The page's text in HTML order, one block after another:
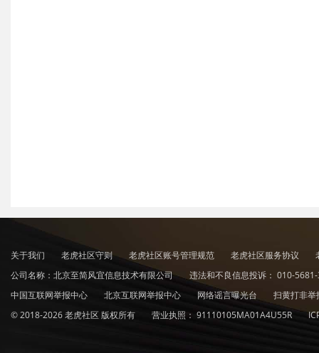
关于我们 老虎社区守则 老虎社区账号管理规范 老虎社区服务协议
公司名称：北京至简风宜信息技术有限公司
违法和不良信息投诉： 010-
中国互联网举报中心
北京互联网举报中心 网络谣言曝光台
扫黄打非
© 2018-2026 老虎社区 版权所有
营业执照： 91110105MA01A4U55R